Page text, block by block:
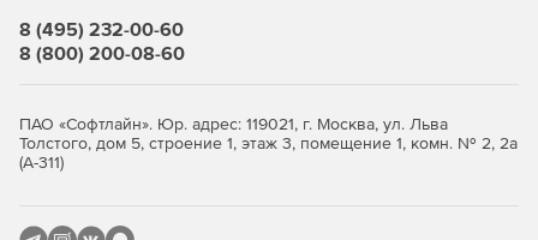
8 (495) 232-00-60
8 (800) 200-08-60
ПАО «Софтлайн». Юр. адрес: 119021, г. Москва, ул. Льва
Толстого, дом 5, строение 1, этаж 3, помещение 1, комн. № 2, 2а
(А-311)